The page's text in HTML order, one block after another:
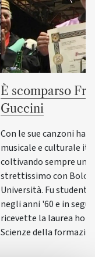
È scomparso
Guccini
Con le sue canzoni ha
musicale e culturale
coltivando sempre un
strettissimo con
Università. Fu
negli anni '60 e in
ricevette la laurea
Scienze della